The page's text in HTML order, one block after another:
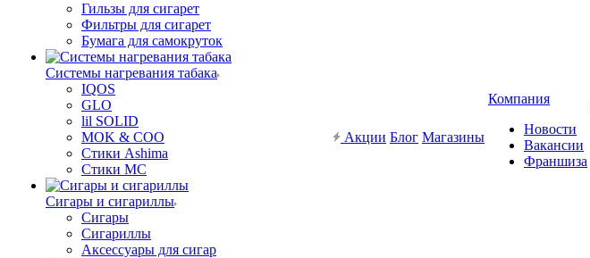
Гильзы для сигарет
Фильтры для сигарет
Бумага для самокруток
Системы нагревания табака
IQOS
GLO
lil SOLID
MOK & COO
Стики Ashima
Стики MC
Сигары и сигариллы
Сигары
Сигариллы
Аксессуары для сигар
Акции Блог Магазины
Компания
Новости
Вакансии
Франшиза